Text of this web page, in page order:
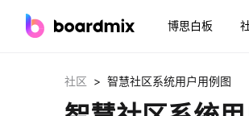
博思白板
社区 > 智慧社区系统用户用例图